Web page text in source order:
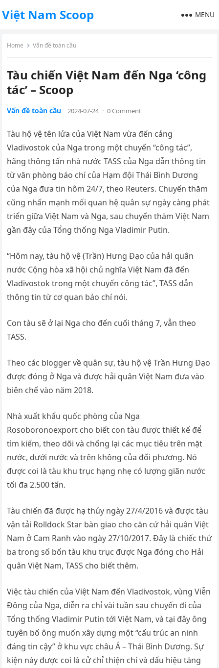
Việt Nam Scoop MENU
Home Vấn đề toàn cầu
Tàu chiến Việt Nam đến Nga ‘công
tác’ – Scoop
Vấn đề toàn cầu 2024-07-24 · 0 Comment
Tàu hộ vệ tên lửa của Việt Nam vừa đến cảng
Vladivostok của Nga trong một chuyến “công tác”,
hãng thông tấn nhà nước TASS của Nga dẫn thông tin
từ văn phòng báo chí của Hạm đội Thái Bình Dương
của Nga đưa tin hôm 24/7, theo Reuters. Chuyến thăm
cũng nhấn mạnh mối quan hệ quân sự ngày càng phát
triển giữa Việt Nam và Nga, sau chuyến thăm Việt Nam
gần đây của Tổng thống Nga Vladimir Putin.
“Hôm nay, tàu hộ vệ (Trần) Hưng Đạo của hải quân
nước Cộng hòa xã hội chủ nghĩa Việt Nam đã đến
Vladivostok trong một chuyến công tác”, TASS dẫn
thông tin từ cơ quan báo chí nói.
Con tàu sẽ ở lại Nga cho đến cuối tháng 7, vẫn theo
TASS.
Theo các blogger về quân sự, tàu hộ vệ Trần Hưng Đạo
được đóng ở Nga và được hải quân Việt Nam đưa vào
biên chế vào năm 2018.
Nhà xuất khẩu quốc phòng của Nga
Rosoboronoexport cho biết con tàu được thiết kế để
tìm kiếm, theo dõi và chống lại các mục tiêu trên mặt
nước, dưới nước và trên không của đối phương. Nó
được coi là tàu khu trục hạng nhẹ có lượng giãn nước
tối đa 2.500 tấn.
Tàu chiến đã được hạ thủy ngày 27/4/2016 và được tàu
vận tải Rolldock Star bàn giao cho căn cứ hải quân Việt
Nam ở Cam Ranh vào ngày 27/10/2017. Đây là chiếc thứ
ba trong số bốn tàu khu trục được Nga đóng cho Hải
quân Việt Nam, TASS cho biết thêm.
Việc tàu chiến của Việt Nam đến Vladivostok, vùng Viễn
Đông của Nga, diễn ra chỉ vài tuần sau chuyến đi của
Tổng thống Vladimir Putin tới Việt Nam, và tại đây ông
tuyên bố ông muốn xây dựng một “cấu trúc an ninh
đáng tin cậy” ở khu vực châu Á – Thái Bình Dương. Sự
kiện này được coi là cử chỉ thiện chí và dấu hiệu tăng